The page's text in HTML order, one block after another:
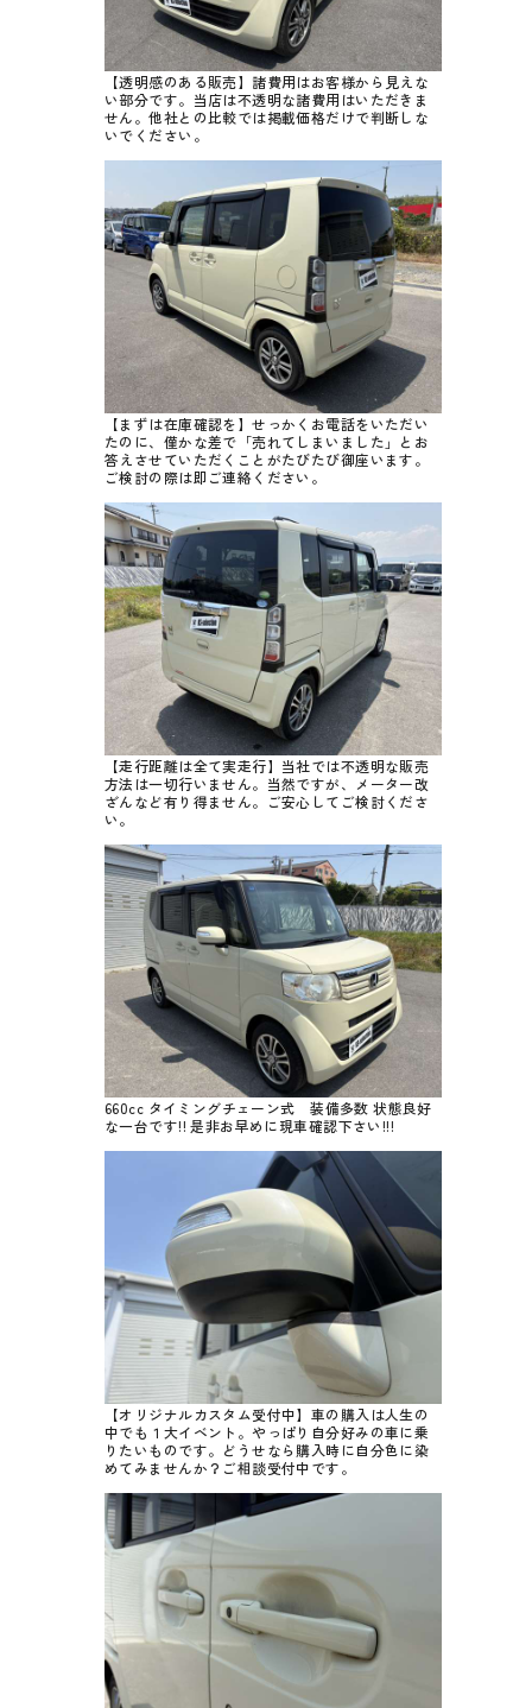
【透明感のある販売】諸費用はお客様から見えな
い部分です。当店は不透明な諸費用はいただきま
せん。他社との比較では掲載価格だけで判断しな
いでください。
【まずは在庫確認を】せっかくお電話をいただい
たのに、僅かな差で「売れてしまいました」とお
答えさせていただくことがたびたび御座います。
ご検討の際は即ご連絡ください。
【走行距離は全て実走行】当社では不透明な販売
方法は一切行いません。当然ですが、メーター改
ざんなど有り得ません。ご安心してご検討くださ
い。
660cc タイミングチェーン式 装備多数 状態良好
な一台です!! 是非お早めに現車確認下さい!!!
【オリジナルカスタム受付中】車の購入は人生の
中でも１大イベント。やっぱり自分好みの車に乗
りたいものです。どうせなら購入時に自分色に染
めてみませんか？ご相談受付中です。